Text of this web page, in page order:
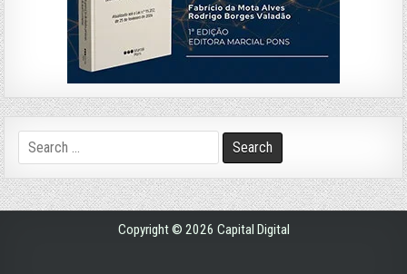
Search
for:
Copyright © 2026 Capital Digital